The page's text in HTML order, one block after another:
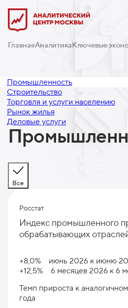
ГлавнаяАналитикаКлючевые
Промышленность
Строительство
Торговля и услуги населению
Рынок жилья
Деловые услуги
Все
Росстат
Индекс промышленного
обрабатывающих
+8,0%
июнь 2026 к июню
+12,5%
6 месяцев 2026 к 6
Темп прироста к
года